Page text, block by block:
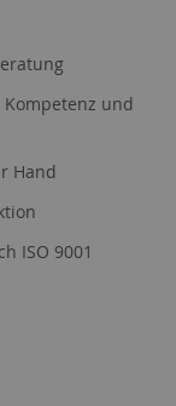
Kompetenz und
Hand
ISO 9001